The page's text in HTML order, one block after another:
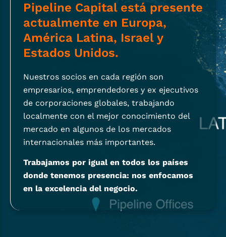
Pipeline Capital está presente
actualmente en Europa,
América Latina, Israel y
Estados Unidos.
Nuestros socios en cada región son
empresarios, emprendedores y ex ejecutivos
de corporaciones globales, trabajando
localmente con el mejor conocimiento del
mercado en algunos de los mercados
internacionales más importantes.
Trabajamos por igual en todos los países
donde tenemos presencia: nos enfocamos
en la excelencia del negocio.